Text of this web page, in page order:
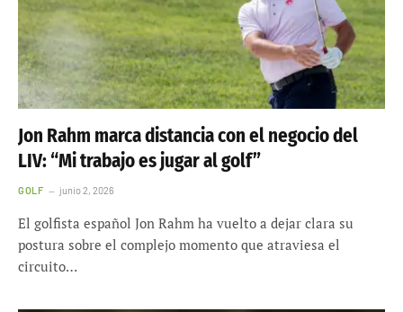
Jon Rahm marca distancia con el negocio del
LIV: “Mi trabajo es jugar al golf”
GOLF junio 2, 2026
El golfista español Jon Rahm ha vuelto a dejar clara su
postura sobre el complejo momento que atraviesa el
circuito…